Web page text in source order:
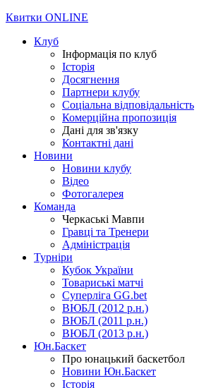
Квитки ONLINE
Клуб
Інформація по клуб
Історія
Досягнення
Партнери клубу
Соціальна відповідальність
Комерційна пропозиція
Дані для зв'язку
Контактні дані
Новини
Новини клубу
Відео
Фотогалерея
Команда
Черкаські Мавпи
Гравці та Тренери
Адміністрація
Турніри
Кубок України
Товариські матчі
Суперліга GG.bet
ВЮБЛ (2012 р.н.)
ВЮБЛ (2011 р.н.)
ВЮБЛ (2013 р.н.)
Юн.Баскет
Про юнацький баскетбол
Новини Юн.Баскет
Історія